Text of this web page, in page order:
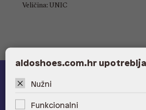
Veličina: UNIC
Učlani se u ALDO A-list program vjernosti
aldoshoes.com.hr
Nužni
Funkcionalni